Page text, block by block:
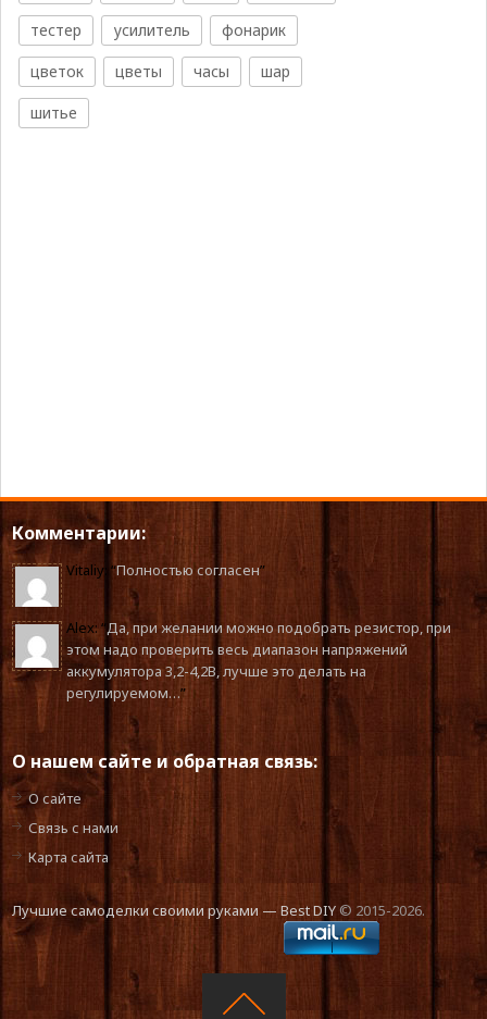
тестер
усилитель
фонарик
цветок
цветы часы
шар
шитье
Комментарии:
Vitaliy : “Полностью согласен”
Alex: “Да, при желании можно подобрать резистор, при
этом надо проверить весь диапазон напряжений
аккумулятора 3,2-4,2В, лучше это делать на
регулируемом…”
О нашем сайте и обратная связь:
О сайте
Связь с нами
Карта сайта
Лучшие самоделки своими руками — Best DIY© 2015-2026.